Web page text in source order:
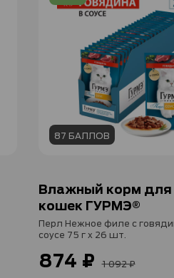
87 БАЛЛОВ
Влажный корм для
кошек ГУРМЭ®
Перл Нежное филе с
соусе 75 г x 26 шт.
874 ₽ 1 092 ₽